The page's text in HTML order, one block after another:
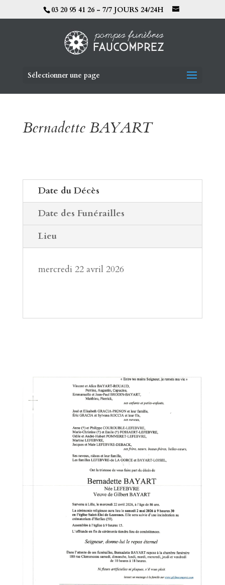
03 20 95 41 26 - 7/7 JOURS 24/24H
Sélectionner une page
Bernadette BAYART
Date du Décès
Date des Funérailles
Lieu
mercredi 22 avril 2026